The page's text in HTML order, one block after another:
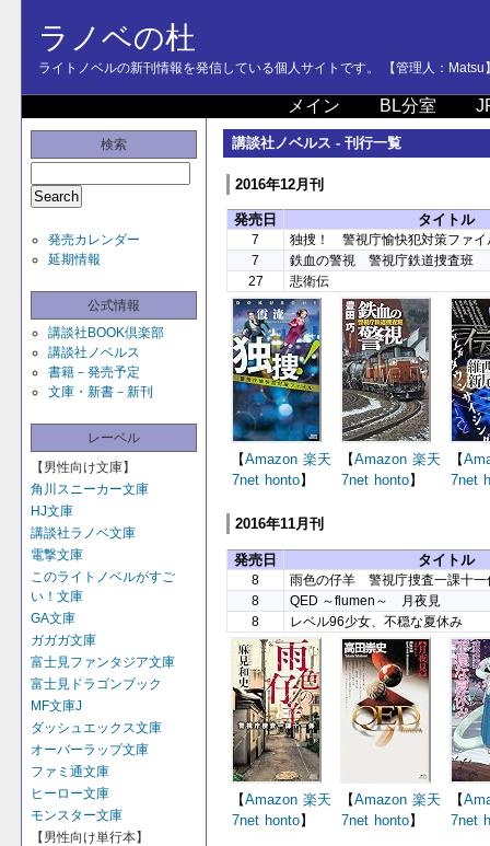
ラノベの杜
ライトノベルの新刊情報を発信している個人サイトです。 【管理人：Matsu
メイン BL分室
検索
発売カレンダー
延期情報
公式情報
講談社BOOK倶楽部
講談社ノベルス
書籍－発売予定
文庫・新書－新刊
レーベル
【男性向け文庫】
角川スニーカー文庫
HJ文庫
講談社ラノベ文庫
電撃文庫
このライトノベルがすご
い！文庫
GA文庫
ガガガ文庫
富士見ファンタジア文庫
富士見ドラゴンブック
MF文庫J
ダッシュエックス文庫
オーバーラップ文庫
ファミ通文庫
ヒーロー文庫
モンスター文庫
【男性向け単行本】
講談社ノベルス - 刊行一覧
2016年12月刊
発売日 タイトル
7
独捜！ 警視庁愉快犯対策ファイ
7
鉄血の警視 警視庁鉄道捜査班
27
悲衛伝
【Amazon 楽天
7net honto】
【Amazon 楽天
7net honto】
【
7net
2016年11月刊
発売日 タイトル
8
雨色の仔羊 警視庁捜査一課十一
8
QED ～flumen～ 月夜見
8
レベル96少女、不穏な夏休み
【Amazon 楽天
7net honto】
【Amazon 楽天
7net honto】
【
7net